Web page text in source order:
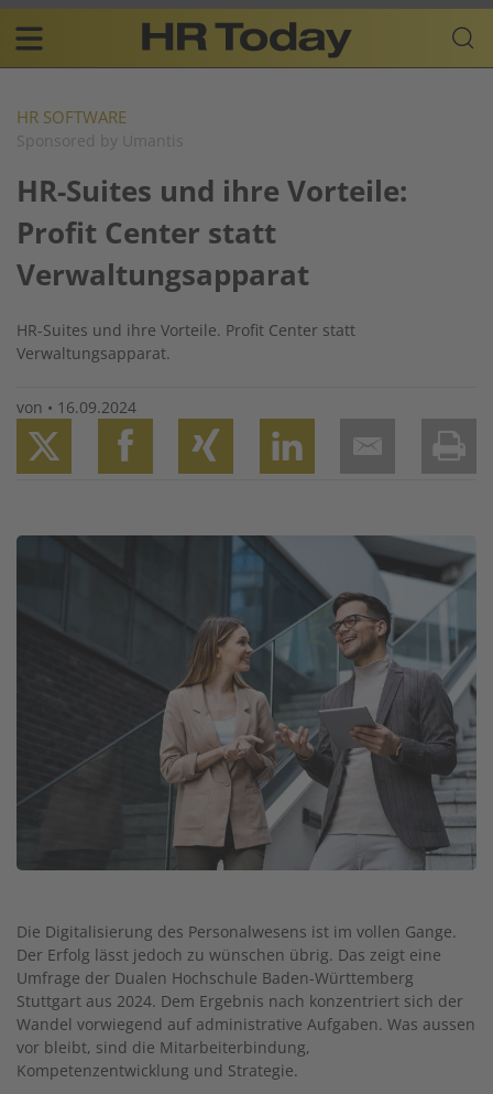
Skip
content
Plattform
für
Resources
navigation
DE
HR SOFTWARE
Sponsored by Umantis
HR-Suites und ihre Vorteile:
Profit Center statt
Verwaltungsapparat
HR-Suites und ihre Vorteile. Profit Center statt
Verwaltungsapparat.
von • 16.09.2024
Die Digitalisierung des Personalwesens ist im vollen Gange.
Der Erfolg lässt jedoch zu wünschen übrig. Das zeigt eine
Umfrage der Dualen Hochschule Baden-Württemberg
Stuttgart aus 2024. Dem Ergebnis nach konzentriert sich der
Wandel vorwiegend auf administrative Aufgaben. Was aussen
vor bleibt, sind die Mitarbeiterbindung,
Kompetenzentwicklung und Strategie.